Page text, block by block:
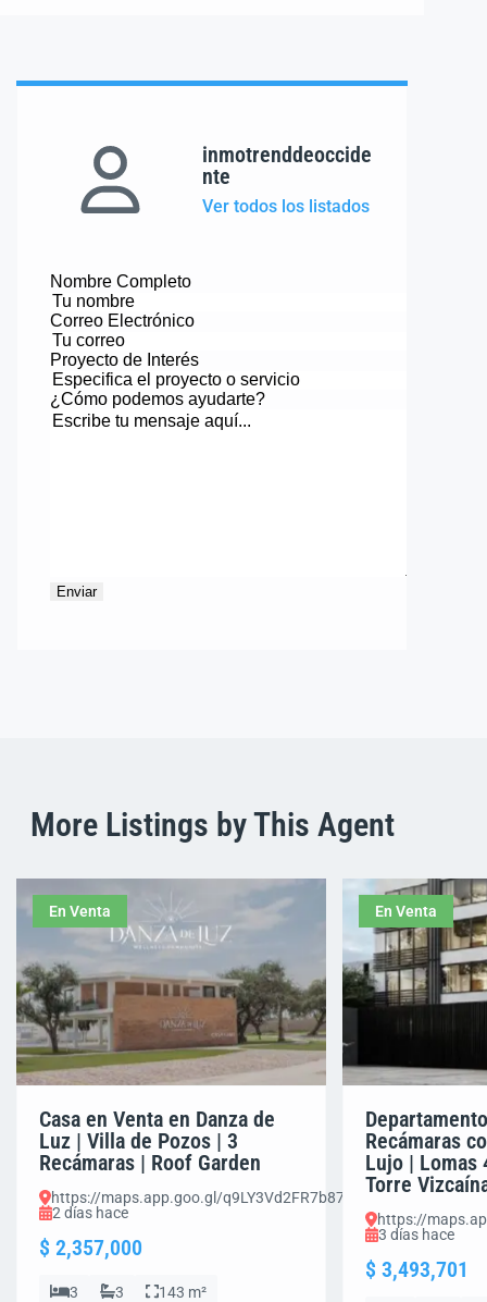
inmotrenddeoccide
nte
Ver todos los listados
Nombre Completo
Correo Electrónico
Proyecto de Interés
¿Cómo podemos ayudarte?
More Listings by This Agent
En Venta
Casa en Venta en Danza de
Luz | Villa de Pozos | 3
Recámaras | Roof Garden
https://maps.app.goo.gl/q9LY3Vd2FR7b87Em8
2 días hace
$ 2,357,000
3 3 143 m²
En Venta
Recámaras
Lujo | Lomas
Torre
https://
3 días hace
$ 3,493,701